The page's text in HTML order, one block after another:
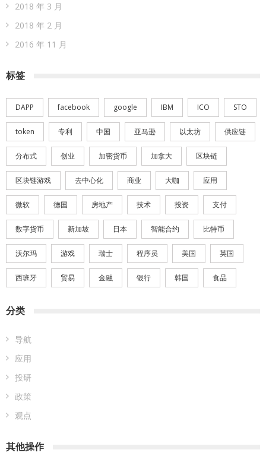
2018 年 3 月
2018 年 2 月
2016 年 11 月
标签
DAPP facebook google IBM ICO STO
token 专利 中国 亚马逊 以太坊 供应链
分布式 创业 加密货币 加拿大 区块链
区块链游戏 去中心化 商业 大咖 应用
微软 德国 房地产 技术 投资 支付
数字货币 新加坡 日本 智能合约 比特币
沃尔玛 游戏 瑞士 程序员 美国 英国
西班牙 贸易 金融 银行 韩国 食品
分类
导航
应用
投研
政策
观点
其他操作